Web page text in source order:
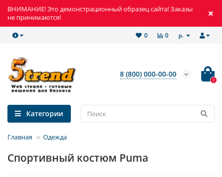
ВНИМАНИЕ! Это демонстрационный образец сайта! Заказы
не принимаются!
р.
0
0
8 (800) 000-00-00
0
Категории
Главная Одежда
Спортивный костюм Puma